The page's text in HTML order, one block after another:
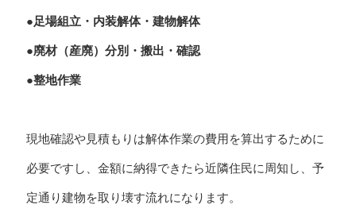
●足場組立・内装解体・建物解体
●廃材（産廃）分別・搬出・確認
●整地作業
現地確認や見積もりは解体作業の費用を算出するために
必要ですし、金額に納得できたら近隣住民に周知し、予
定通り建物を取り壊す流れになります。